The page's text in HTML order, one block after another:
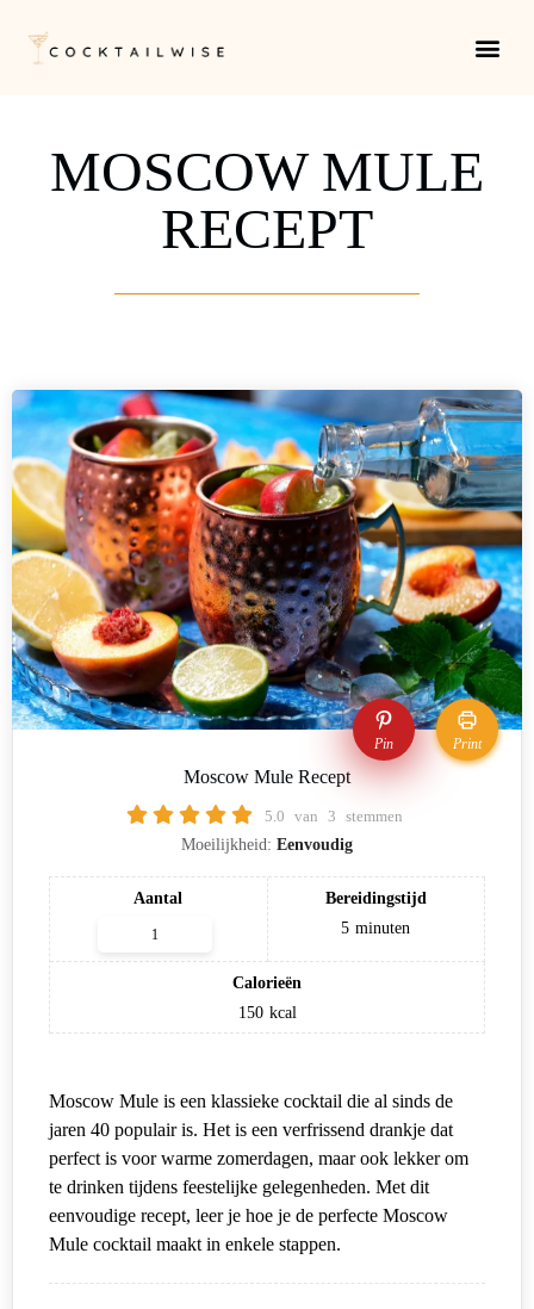
MOSCOW MULE
RECEPT
Pin Print
Moscow Mule Recept
5.0 van 3 stemmen
Moeilijkheid: Eenvoudig
Aantal
Bereidingstijd
5 minuten
Calorieën
150 kcal
Moscow Mule is een klassieke cocktail die al sinds de
jaren 40 populair is. Het is een verfrissend drankje dat
perfect is voor warme zomerdagen, maar ook lekker om
te drinken tijdens feestelijke gelegenheden. Met dit
eenvoudige recept, leer je hoe je de perfecte Moscow
Mule cocktail maakt in enkele stappen.